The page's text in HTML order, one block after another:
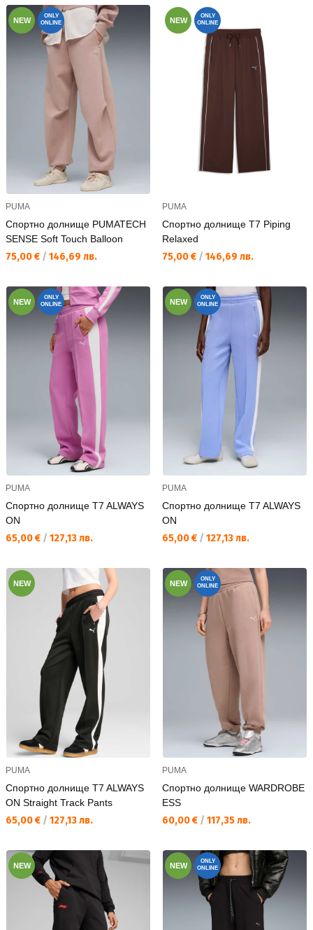
NEW
ONLY
ONLINE
PUMA
Спортно долнище PUMATECH
SENSE Soft Touch Balloon
Текуща цена:
75,00 € / 146,69 лв.
NEW
ONLY
ONLINE
PUMA
Спортно долнище T7 Piping
Relaxed
Текуща цена:
75,00 € / 146,69 лв.
NEW
ONLY
ONLINE
PUMA
Спортно долнище T7 ALWAYS
ON
Текуща цена:
65,00 € / 127,13 лв.
NEW
ONLY
ONLINE
PUMA
Спортно долнище T7 ALWAYS
ON
Текуща цена:
65,00 € / 127,13 лв.
NEW
PUMA
Спортно долнище T7 ALWAYS
ON Straight Track Pants
Текуща цена:
65,00 € / 127,13 лв.
NEW
ONLY
ONLINE
PUMA
Спортно долнище WARDROBE
ESS
Текуща цена:
60,00 € / 117,35 лв.
NEW NEW
ONLY
ONLINE